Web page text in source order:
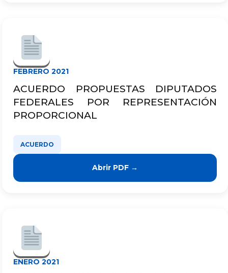
FEBRERO 2021
ACUERDO PROPUESTAS DIPUTADOS
FEDERALES POR REPRESENTACIÓN
PROPORCIONAL
ACUERDO
Abrir PDF →
ENERO 2021